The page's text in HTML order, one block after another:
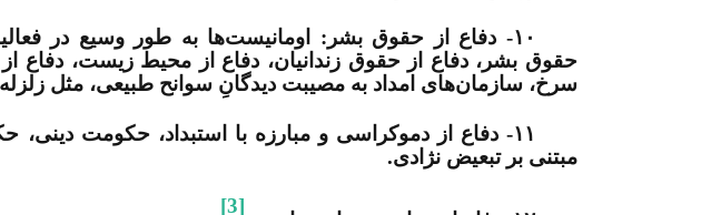
۱۰- دفاع از حقوق بشر: اومانیست‏‌ها به طور وسیع در
حقوق بشر، دفاع از حقوق زندانیان، دفاع از محیط زیست، دفاع
سرخ، سازمان‌‏های امداد به مصیبت دیدگانِ سوانح طبیعی، مثل
۱۱- دفاع از دموکراسی و مبارزه با استبداد، حکومت
مبتنی بر تبعیض نژادی.
[3]